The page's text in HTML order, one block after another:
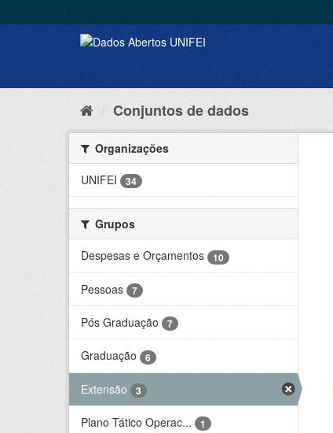
Conjuntos de dados
Organizações
UNIFEI
34
Grupos
Despesas e Orçamentos
10
Pessoas 7
Pós Graduação 7
Graduação 6
Extensão 3
Plano Tático Operac... 1